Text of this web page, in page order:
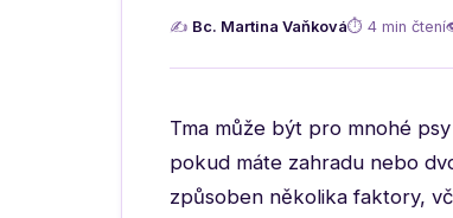
✍ Bc. Martina Vaňková⏱ 4 min čtení
Tma může být pro mnohé
pokud máte zahradu nebo
způsoben několika faktory,